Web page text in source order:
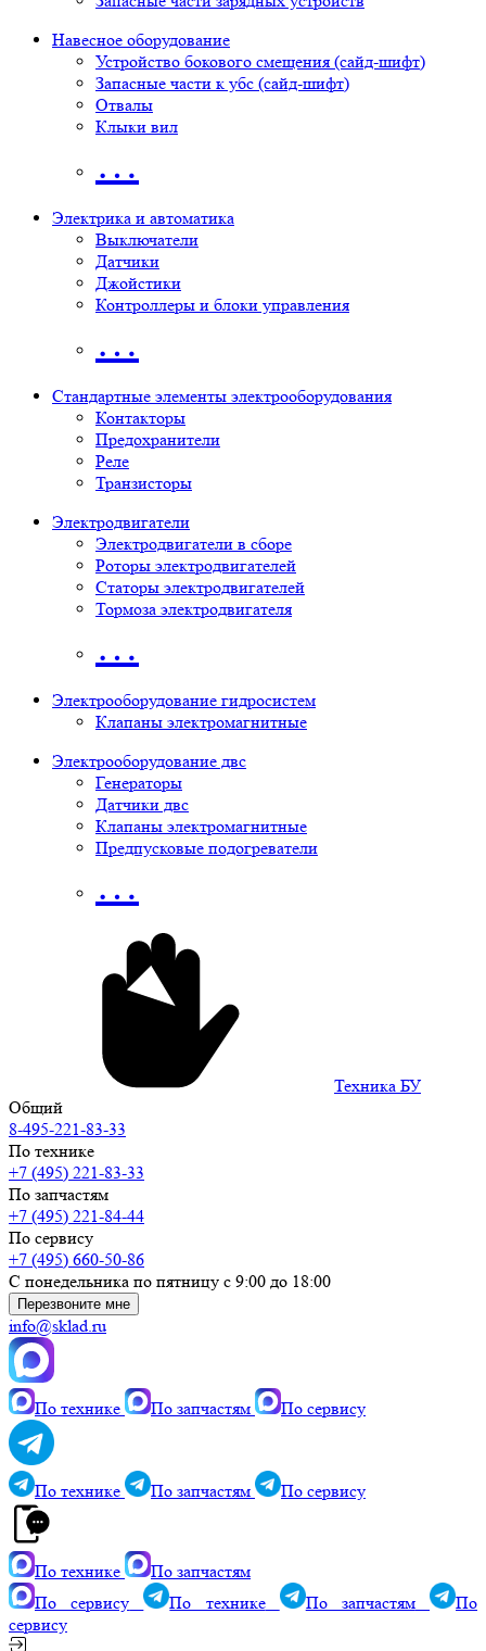
Навесное оборудование
Устройство бокового смещения (сайд-шифт)
Запасные части к убс (сайд-шифт)
Отвалы
Клыки вил
…
Электрика и автоматика
Выключатели
Датчики
Джойстики
Контроллеры и блоки управления
…
Стандартные элементы электрооборудования
Контакторы
Предохранители
Реле
Транзисторы
Электродвигатели
Электродвигатели в сборе
Роторы электродвигателей
Статоры электродвигателей
Тормоза электродвигателя
…
Электрооборудование гидросистем
Клапаны электромагнитные
Электрооборудование двс
Генераторы
Датчики двс
Клапаны электромагнитные
Предпусковые подогреватели
…
Техника БУ
Общий
8-495-221-83-33
По технике
+7 (495) 221-83-33
По запчастям
+7 (495) 221-84-44
По сервису
+7 (495) 660-50-86
С понедельника по пятницу с 9:00 до 18:00
Перезвоните мне
info@sklad.ru
По технике По запчастям По сервису
По технике По запчастям По сервису
По технике
По запчастям
По сервису
По технике По запчастям
По
сервису